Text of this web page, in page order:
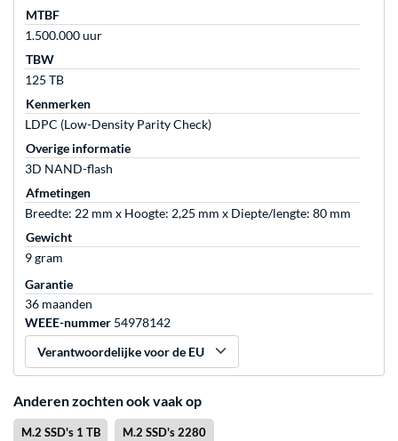
MTBF
1.500.000 uur
TBW
125 TB
Kenmerken
LDPC (Low-Density Parity Check)
Overige informatie
3D NAND-flash
Afmetingen
Breedte: 22 mm x Hoogte: 2,25 mm x Diepte/lengte: 80 mm
Gewicht
9 gram
Garantie
36 maanden
WEEE-nummer 54978142
Verantwoordelijke voor de EU
Anderen zochten ook vaak op
M.2 SSD's 1 TB M.2 SSD's 2280